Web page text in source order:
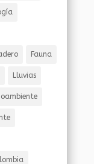
Fauna
Lluvias